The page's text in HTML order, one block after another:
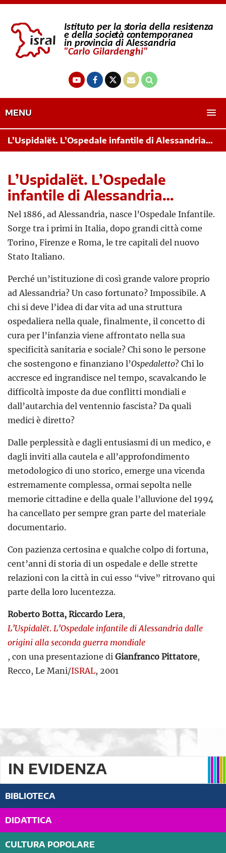
MENU
L’Uspidalët. L’Ospedale infantile di Alessandria…
L’Uspidalët. L’Ospedale
infantile di Alessandria…
Nel 1886, ad Alessandria, nasce l’Ospedale Infantile.
Sorge tra i primi in Italia, dopo grandi città come
Torino, Firenze e Roma, le tre capitali del nuovo
Stato Italiano.
Perché un’istituzione di così grande valore proprio
ad Alessandria? Un caso fortunato? Impossibile. A
chi si deve l’idea di dar vita ad una struttura
ospedaliera nella quale, finalmente, il concetto di
cura per l’infanzia viene affrontato nella sua
specificità sanitaria e sociale? Chi sono le persone
che sostengono e finanziano l’Ospedaletto? Chi lo
accresce ed ingrandisce nel tempo, scavalcando le
difficoltà imposte da due conflitti mondiali e
dall’autarchia del ventennio fascista? Da quali
medici è diretto?
Dalle perplessità e dagli entusiasmi di un medico, e
dagli inviti alla cautela e all’approfondimento
metodologico di uno storico, emerge una vicenda
estremamente complessa, ormai sepolta nelle
memorie cittadine e della quale l’alluvione del 1994
ha cancellato per sempre gran parte del materiale
documentario.
Con pazienza certosina e qualche colpo di fortuna,
cent’anni di storia di un ospedale e delle strette
relazioni con la città in cui esso “vive” ritrovano qui
parte della loro lucentezza.
Roberto Botta, Riccardo Lera,
L’Uspidalët. L’Ospedale infantile di Alessandria dalle
origini alla seconda guerra mondiale
, con una presentazione di Gianfranco Pittatore,
Recco, Le Mani/ISRAL, 2001
IN EVIDENZA
BIBLIOTECA
DIDATTICA
CULTURA POPOLARE